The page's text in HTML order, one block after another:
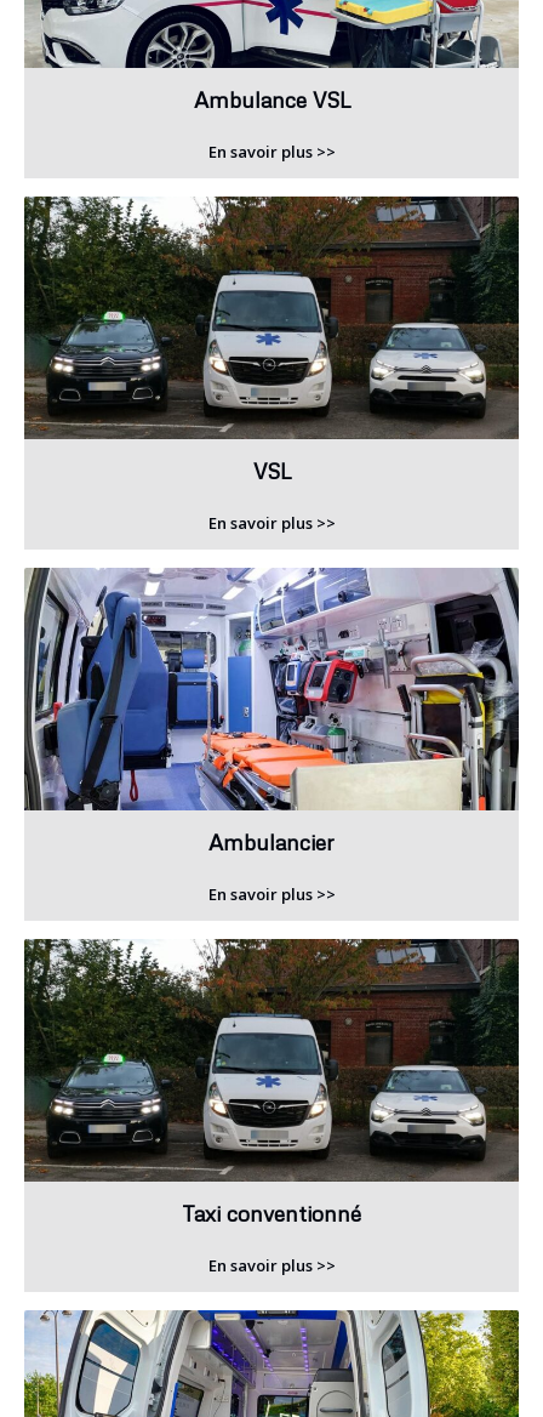
Ambulance VSL
En savoir plus >>
VSL
En savoir plus >>
Ambulancier
En savoir plus >>
Taxi conventionné
En savoir plus >>